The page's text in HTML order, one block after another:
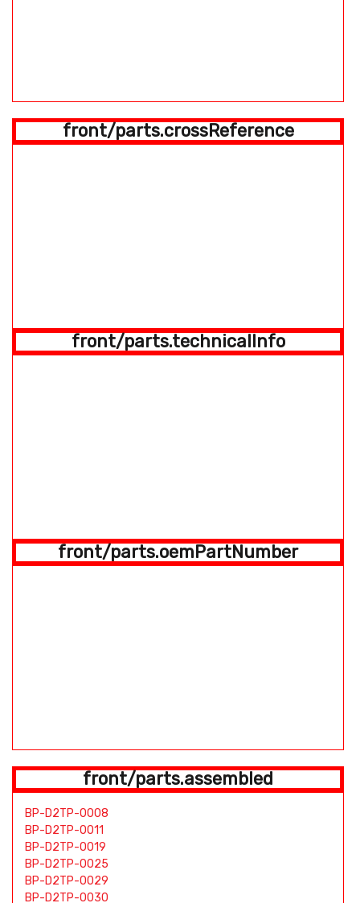
front/parts.crossReference
front/parts.technicalInfo
front/parts.oemPartNumber
front/parts.assembled
BP-D2TP-0008
BP-D2TP-0011
BP-D2TP-0019
BP-D2TP-0025
BP-D2TP-0029
BP-D2TP-0030